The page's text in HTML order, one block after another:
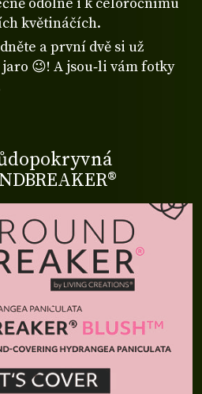
odolné i k celoročnímu
květináčích.
a první dvě si už
😉! A jsou‑li vám fotky